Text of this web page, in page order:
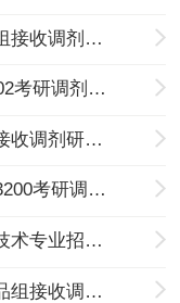
2021年考研石河子大学王自军课题组接收调剂研究生的通知
2021石河子大学作物遗传育种090102考研调剂信息
2021石河子大学作物遗传育种专业接收调剂研究生的通知
2021石河子大学食品科学与工程083200考研调剂信息
2021年考研石河子大学化学工程与技术专业招收调剂研究生的通知
2021年考研石河子大学食品学院乳品组接收调剂研究生的通知